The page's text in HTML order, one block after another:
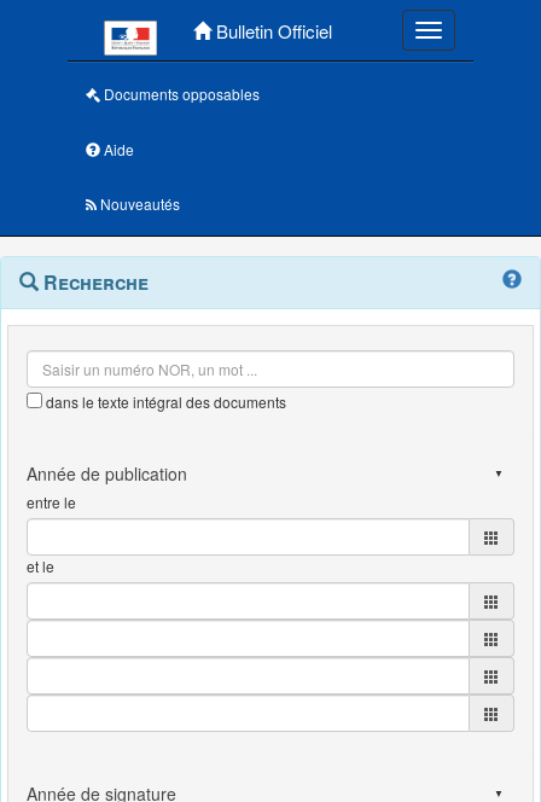
Bulletin Officiel Toggle
Documents opposables
Aide
Nouveautés
Navigation
outils
Menu
contextuel
Recherche
dans le texte intégral des documents
entre le
et le